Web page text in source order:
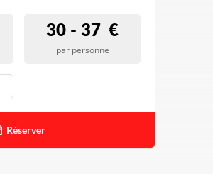
30 - 37 €
par personne
Réserver